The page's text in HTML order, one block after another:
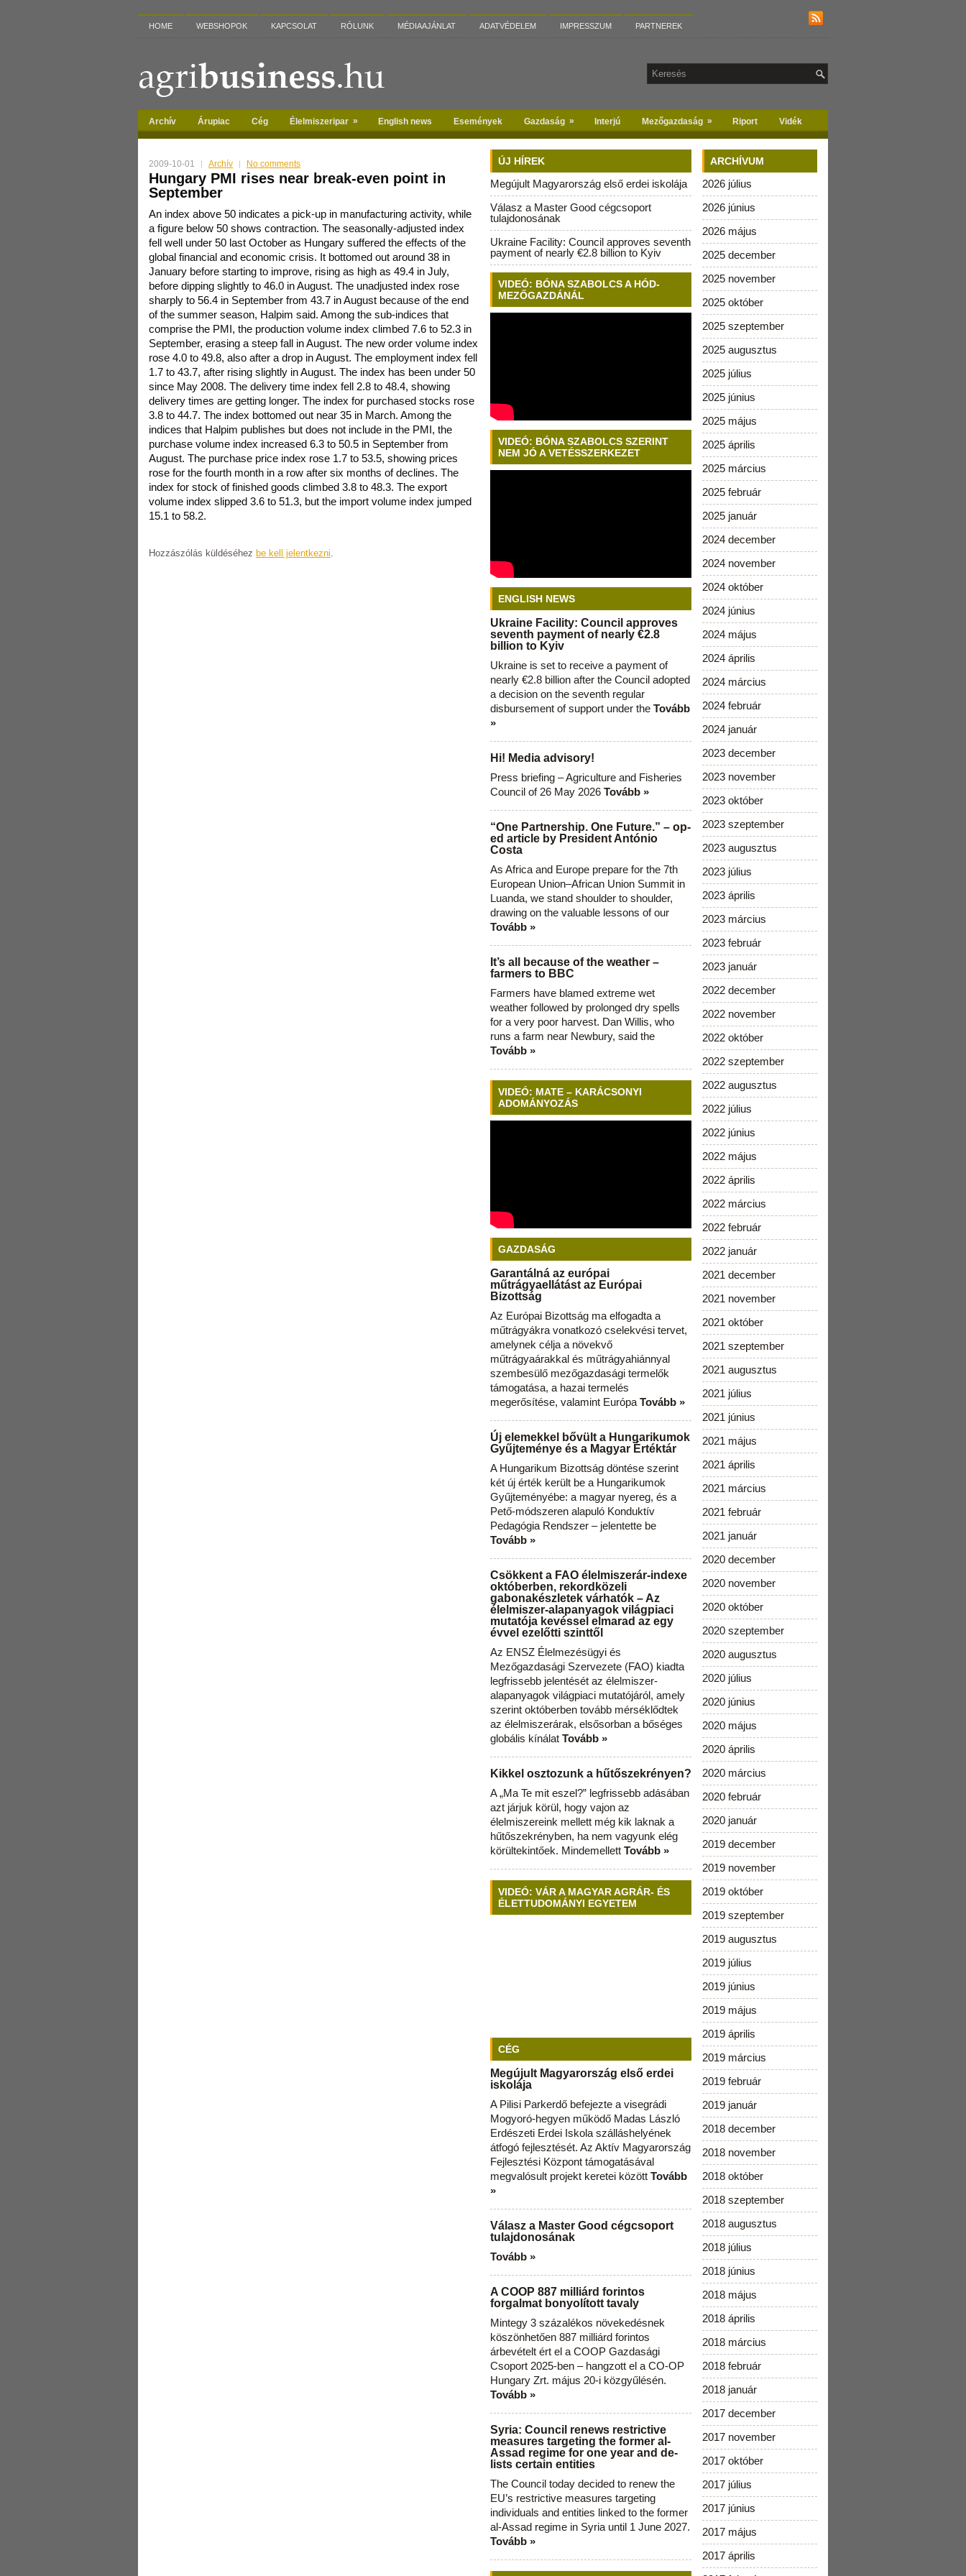
HOME WEBSHOPOK KAPCSOLAT RÓLUNK MÉDIAAJÁNLAT ADATVÉDELEM IMPRESSZUM PARTNEREK
Archív Árupiac Cég Élelmiszeripar » English news Események Gazdaság » Interjú Mezőgazdaság » Riport Vidék
2009-10-01 Archív No comments
Hungary PMI rises near break-even point in
September
An index above 50 indicates a pick-up in manufacturing activity, while
a figure below 50 shows contraction. The seasonally-adjusted index
fell well under 50 last October as Hungary suffered the effects of the
global financial and economic crisis. It bottomed out around 38 in
January before starting to improve, rising as high as 49.4 in July,
before dipping slightly to 46.0 in August. The unadjusted index rose
sharply to 56.4 in September from 43.7 in August because of the end
of the summer season, Halpim said. Among the sub-indices that
comprise the PMI, the production volume index climbed 7.6 to 52.3 in
September, erasing a steep fall in August. The new order volume index
rose 4.0 to 49.8, also after a drop in August. The employment index fell
1.7 to 43.7, after rising slightly in August. The index has been under 50
since May 2008. The delivery time index fell 2.8 to 48.4, showing
delivery times are getting longer. The index for purchased stocks rose
3.8 to 44.7. The index bottomed out near 35 in March. Among the
indices that Halpim publishes but does not include in the PMI, the
purchase volume index increased 6.3 to 50.5 in September from
August. The purchase price index rose 1.7 to 53.5, showing prices
rose for the fourth month in a row after six months of declines. The
index for stock of finished goods climbed 3.8 to 48.3. The export
volume index slipped 3.6 to 51.3, but the import volume index jumped
15.1 to 58.2.
Hozzászólás küldéséhez be kell jelentkezni.
ÚJ HÍREK
Megújult Magyarország első erdei iskolája
Válasz a Master Good cégcsoport
tulajdonosának
Ukraine Facility: Council approves seventh
payment of nearly €2.8 billion to Kyiv
VIDEÓ: BÓNA SZABOLCS A HÓD-
MEZŐGAZDÁNÁL
VIDEÓ: BÓNA SZABOLCS SZERINT
NEM JÓ A VETÉSSZERKEZET
ENGLISH NEWS
Ukraine Facility: Council approves
seventh payment of nearly €2.8
billion to Kyiv
Ukraine is set to receive a payment of
nearly €2.8 billion after the Council adopted
a decision on the seventh regular
disbursement of support under the Tovább
»
Hi! Media advisory!
Press briefing – Agriculture and Fisheries
Council of 26 May 2026 Tovább »
“One Partnership. One Future.” – op-
ed article by President António
Costa
As Africa and Europe prepare for the 7th
European Union–African Union Summit in
Luanda, we stand shoulder to shoulder,
drawing on the valuable lessons of our
Tovább »
It’s all because of the weather –
farmers to BBC
Farmers have blamed extreme wet
weather followed by prolonged dry spells
for a very poor harvest. Dan Willis, who
runs a farm near Newbury, said the
Tovább »
VIDEÓ: MATE – KARÁCSONYI
ADOMÁNYOZÁS
GAZDASÁG
Garantálná az európai
műtrágyaellátást az Európai
Bizottság
Az Európai Bizottság ma elfogadta a
műtrágyákra vonatkozó cselekvési tervet,
amelynek célja a növekvő
műtrágyaárakkal és műtrágyahiánnyal
szembesülő mezőgazdasági termelők
támogatása, a hazai termelés
megerősítése, valamint Európa Tovább »
Új elemekkel bővült a Hungarikumok
Gyűjteménye és a Magyar Értéktár
A Hungarikum Bizottság döntése szerint
két új érték került be a Hungarikumok
Gyűjteményébe: a magyar nyereg, és a
Pető-módszeren alapuló Konduktív
Pedagógia Rendszer – jelentette be
Tovább »
Csökkent a FAO élelmiszerár-indexe
októberben, rekordközeli
gabonakészletek várhatók – Az
élelmiszer-alapanyagok világpiaci
mutatója kevéssel elmarad az egy
évvel ezelőtti szinttől
Az ENSZ Élelmezésügyi és
Mezőgazdasági Szervezete (FAO) kiadta
legfrissebb jelentését az élelmiszer-
alapanyagok világpiaci mutatójáról, amely
szerint októberben tovább mérséklődtek
az élelmiszerárak, elsősorban a bőséges
globális kínálat Tovább »
Kikkel osztozunk a hűtőszekrényen?
A „Ma Te mit eszel?” legfrissebb adásában
azt járjuk körül, hogy vajon az
élelmiszereink mellett még kik laknak a
hűtőszekrényben, ha nem vagyunk elég
körültekintőek. Mindemellett Tovább »
VIDEÓ: VÁR A MAGYAR AGRÁR- ÉS
ÉLETTUDOMÁNYI EGYETEM
CÉG
Megújult Magyarország első erdei
iskolája
A Pilisi Parkerdő befejezte a visegrádi
Mogyoró-hegyen működő Madas László
Erdészeti Erdei Iskola szálláshelyének
átfogó fejlesztését. Az Aktív Magyarország
Fejlesztési Központ támogatásával
megvalósult projekt keretei között Tovább
»
Válasz a Master Good cégcsoport
tulajdonosának
Tovább »
A COOP 887 milliárd forintos
forgalmat bonyolított tavaly
Mintegy 3 százalékos növekedésnek
köszönhetően 887 milliárd forintos
árbevételt ért el a COOP Gazdasági
Csoport 2025-ben – hangzott el a CO-OP
Hungary Zrt. május 20-i közgyűlésén.
Tovább »
Syria: Council renews restrictive
measures targeting the former al-
Assad regime for one year and de-
lists certain entities
The Council today decided to renew the
EU’s restrictive measures targeting
individuals and entities linked to the former
al-Assad regime in Syria until 1 June 2027.
Tovább »
ARCHÍVUM
2026 július
2026 június
2026 május
2025 december
2025 november
2025 október
2025 szeptember
2025 augusztus
2025 július
2025 június
2025 május
2025 április
2025 március
2025 február
2025 január
2024 december
2024 november
2024 október
2024 június
2024 május
2024 április
2024 március
2024 február
2024 január
2023 december
2023 november
2023 október
2023 szeptember
2023 augusztus
2023 július
2023 április
2023 március
2023 február
2023 január
2022 december
2022 november
2022 október
2022 szeptember
2022 augusztus
2022 július
2022 június
2022 május
2022 április
2022 március
2022 február
2022 január
2021 december
2021 november
2021 október
2021 szeptember
2021 augusztus
2021 július
2021 június
2021 május
2021 április
2021 március
2021 február
2021 január
2020 december
2020 november
2020 október
2020 szeptember
2020 augusztus
2020 július
2020 június
2020 május
2020 április
2020 március
2020 február
2020 január
2019 december
2019 november
2019 október
2019 szeptember
2019 augusztus
2019 július
2019 június
2019 május
2019 április
2019 március
2019 február
2019 január
2018 december
2018 november
2018 október
2018 szeptember
2018 augusztus
2018 július
2018 június
2018 május
2018 április
2018 március
2018 február
2018 január
2017 december
2017 november
2017 október
2017 július
2017 június
2017 május
2017 április